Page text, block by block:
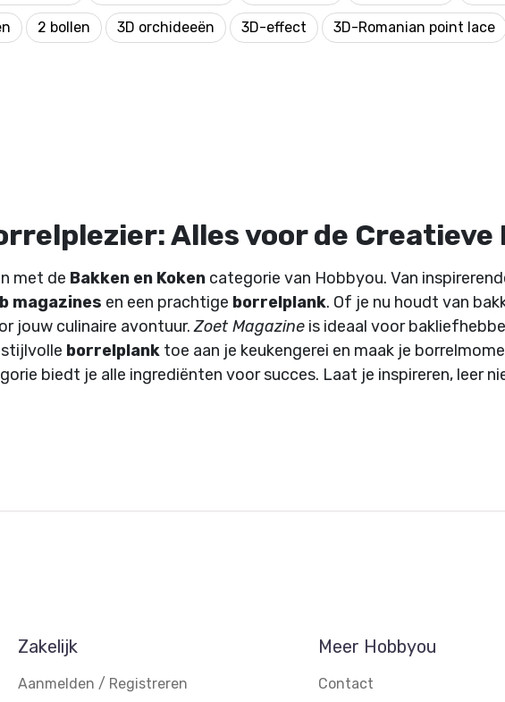
2 bollen 3D orchideeën 3D-effect 3D-Romanian point lace
Alles voor de Creatieve
met de Bakken en Koken categorie van Hobbyou. Van
magazines en een prachtige borrelplank. Of je nu houdt van
jouw culinaire avontuur.Zoet Magazine is ideaal voor
borrelplank toe aan je keukengerei en maak je
biedt je alle ingrediënten voor succes. Laat je inspireren, leer
Zakelijk
Aanmelden / Registreren
Meer Hobbyou
Contact